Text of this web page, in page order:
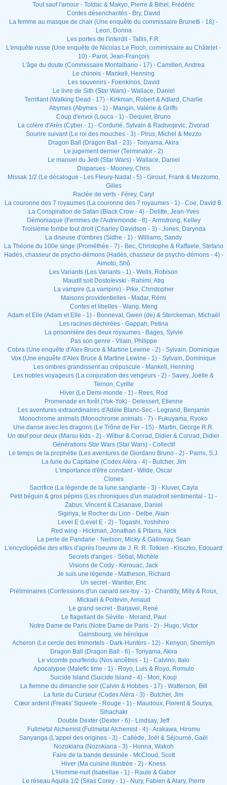
Tout sauf l'amour - Toldac & Makyo, Pierre & Bihel, Frédéric
Contes désenchantés - Bry, David
La femme au masque de chair (Une enquête du commissaire Brunetti - 18) -
Leon, Donna
Les portes de l'interdit - Tallis, F.R.
L'enquête russe (Une enquête de Nicolas Le Floch, commissaire au Châtelet -
10) - Parot, Jean-François
L'âge du doute (Commissaire Montalbano - 17) - Camilleri, Andrea
Le chinois - Mankell, Henning
Les souvenirs - Foenkinos, David
Le livre de Sith (Star Wars) - Wallace, Daniel
Terrifiant (Walking Dead - 17) - Kirkman, Robert & Adlard, Charlie
Abymes (Abymes - 1) - Mangin, Valérie & Griffo
Coup d'envoi (Louca - 1) - Dequier, Bruno
La colère d'Arès (Cyber - 1) - Cordurié, Sylvain & Radivojevic, Zivorad
Sourire suivant (Le roi des mouches - 3) - Pirus, Michel & Mezzo
Dragon Ball (Dragon Ball - 23) - Toriyama, Akira
Le jugement dernier (Terminator - 2)
Le manuel du Jedi (Star Wars) - Wallace, Daniel
Disparues - Mooney, Chris
Missak 1/2 (Le décalogue - Les Fleury-Nadal - 5) - Giroud, Frank & Mezzomo,
Gilles
Raclée de verts - Férey, Caryl
La couronne des 7 royaumes (La couronne des 7 royaumes - 1) - Coe, David B.
La Conspiration de Satan (Black Crow - 4) - Delitte, Jean-Yves
Démoniaque (Femmes de l'Autremonde - 8) - Armstrong, Kelley
Troisième tombe tout droit (Charley Davidson - 3) - Jones, Darynda
La diseuse d'ombres (Sidhe - 1) - Williams, Sandy
La Théorie du 100e singe (Prométhée - 7) - Bec, Christophe & Raffaele, Stefano
Hadès, chasseur de psycho-démons (Hadès, chasseur de psycho-démons - 4) -
Aimoto, Shô
Les Variants (Les Variants - 1) - Wells, Robison
Maudit soit Dostoïevski - Rahimi, Atiq
La vampire (La vampire) - Pike, Christopher
Maisons providentielles - Madar, Rémi
Contes et libelles - Wang, Meng
Adam et Elle (Adam et Elle - 1) - Bonneval, Gwen (de) & Sterckeman, Michaël
Les racines déchirées - Gappah, Petina
La prisonnière des deux royaumes - Bages, Sylvie
Pas son genre - Vilain, Philippe
Cobra (Une enquête d'Alex Bruce & Martine Lewine - 2) - Sylvain, Dominique
Vox (Une enquête d'Alex Bruce & Martine Lewine - 1) - Sylvain, Dominique
Les ombres grandissent au crépuscule - Mankell, Henning
Les nobles voyageurs (La conjuration des vengeurs - 2) - Savey, Joëlle &
Ternon, Cyrille
Hiver (Le Demi-monde - 1) - Rees, Rod
Promenade en forêt (Yok-Yok) - Delessert, Etienne
Les aventures extraordinaires d'Adèle Blanc-Sec - Legrand, Benjamin
Monochrome animals (Monochrome animals - 7) - Fukuyama, Ryoko
Une danse avec les dragons (Le Trône de Fer - 15) - Martin, George R.R.
Un œuf pour deux (Marsu kids - 2) - Wilbur & Conrad, Didier & Conrad, Didier
Générations Star Wars (Star Wars) - Collectif
Le temps de la prophétie (Les aventures de Giordano Bruno - 2) - Parris, S.J.
La furie du Capitaine (Codex Aléra - 4) - Butcher, Jim
L'importance d'être constant - Wilde, Oscar
Clones
Sacrifice (La légende de la lune sanglante - 3) - Kluver, Cayla
Petit béguin & gros pépins (Les chroniques d'un maladroit sentimental - 1) -
Zabus, Vincent & Casanave, Daniel
Sigiriya, le Rocher du Lion - Delbe, Alain
Level E (Level E - 2) - Togashi, Yoshihiro
Red wing - Hickman, Jonathan & Pitarra, Nick
La perle de Pandarie - Neilson, Micky & Galloway, Sean
L'encyclopédie des elfes d'après l'oeuvre de J. R. R. Tolkien - Kloczko, Edouard
Secrets d'anges - Sébal, Michèle
Visions de Cody - Kerouac, Jack
Je suis une légende - Matheson, Richard
Un secret - Wantier, Eric
Préliminaires (Confessions d'un canard sex-toy - 1) - Chantilly, Milly & Roux,
Mickaël & Poitevin, Arnaud
Le grand secret - Barjavel, René
Le flagellant de Séville - Morand, Paul
Notre Dame de Paris (Notre Dame de Paris - 2) - Hugo, Victor
Gainsbourg, vie héroïque
Acheron (Le cercle des Immortels - Dark-Hunters - 12) - Kenyon, Sherrilyn
Dragon Ball (Dragon Ball - 6) - Toriyama, Akira
Le vicomte pourfendu (Nos ancêtres - 1) - Calvino, Italo
Apocalypse (Malefic time - 1) - Royo, Luis & Royo, Romulo
Suicide Island (Suicide Island - 4) - Mori, Kouji
La flemme du dimanche soir (Calvin & Hobbes - 17) - Watterson, Bill
La furie du Curseur (Codex Aléra - 3) - Butcher, Jim
Cœur ardent (Freaks' Squeele - Rouge - 1) - Maudoux, Florent & Sourya,
Sihachakr
Double Dexter (Dexter - 6) - Lindsay, Jeff
Fullmetal Alchemist (Fullmetal Alchemist - 4) - Arakawa, Hiromu
Sanyanga (L'appel des origines - 3) - Callède, Joël & Séjourné, Gaël
Nozokiana (Nozokiana - 3) - Honna, Wakoh
Faire de la bande dessinée - McCloud, Scott
Hiver (Ma cuisine illustrée - 2) - Kness
L'Homme-nuit (Isabellae - 1) - Raule & Gabor
Le réseau Aquila 1/2 (Silas Corey - 1) - Nury, Fabien & Alary, Pierre